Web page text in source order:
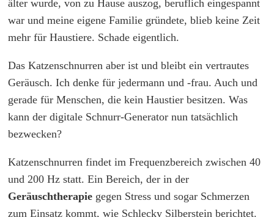
älter wurde, von zu Hause auszog, beruflich eingespannt
war und meine eigene Familie gründete, blieb keine Zeit
mehr für Haustiere. Schade eigentlich.
Das Katzenschnurren aber ist und bleibt ein vertrautes
Geräusch. Ich denke für jedermann und -frau. Auch und
gerade für Menschen, die kein Haustier besitzen. Was
kann der digitale Schnurr-Generator nun tatsächlich
bezwecken?
Katzenschnurren findet im Frequenzbereich zwischen 40
und 200 Hz statt. Ein Bereich, der in der
Geräuschtherapie gegen Stress und sogar Schmerzen
zum Einsatz kommt, wie Schlecky Silberstein berichtet.